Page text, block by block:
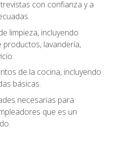
con confianza y a
limpieza, incluyendo
productos, lavandería,
de la cocina, incluyendo
básicas.
necesarias para
que es un